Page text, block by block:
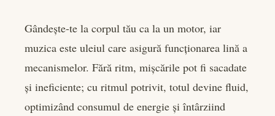
Gândește-te la corpul tău ca la un motor, iar
muzica este uleiul care asigură funcționarea lină a
mecanismelor. Fără ritm, mișcările pot fi sacadate
și ineficiente; cu ritmul potrivit, totul devine fluid,
optimizând consumul de energie și întârziind